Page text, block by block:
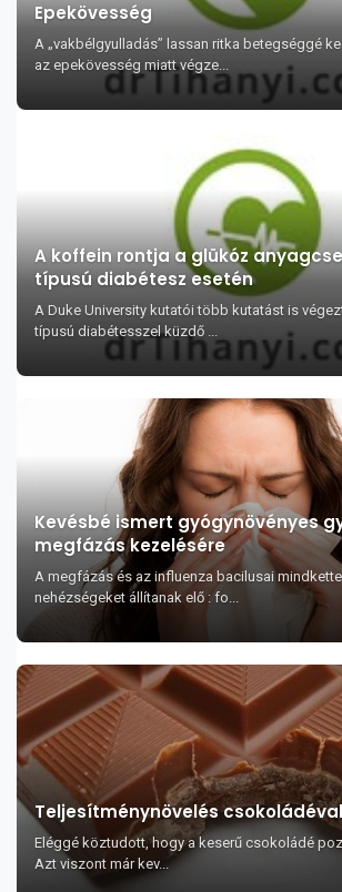
Epekövesség
A „vakbélgyulladás” lassan ritka betegséggé
az epekövesség miatt végze...
A koffein rontja a glükóz
típusú diabétesz esetén
A Duke University kutatói több kutatást is
típusú diabétesszel küzdő ...
Kevésbé ismert gyógynövényes
megfázás kezelésére
A megfázás és az influenza bacilusai
nehézségeket állítanak elő : fo...
Teljesítménynövelés csokoládéval
Eléggé köztudott, hogy a keserű csokoládé
Azt viszont már kev...